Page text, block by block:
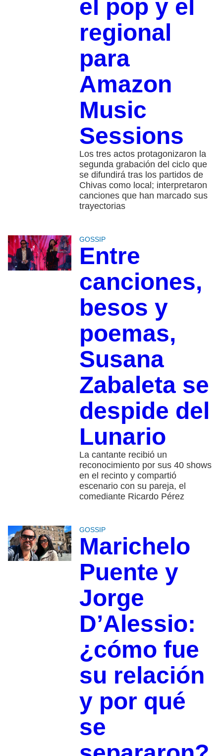
el pop y el
regional
para
Amazon
Music
Sessions
Los tres actos protagonizaron la
segunda grabación del ciclo que
se difundirá tras los partidos de
Chivas como local; interpretaron
canciones que han marcado sus
trayectorias
GOSSIP
Entre
canciones,
besos y
poemas,
Susana
Zabaleta se
despide del
Lunario
La cantante recibió un
reconocimiento por sus 40 shows
en el recinto y compartió
escenario con su pareja, el
comediante Ricardo Pérez
GOSSIP
Marichelo
Puente y
Jorge
D’Alessio:
¿cómo fue
su relación
y por qué
se